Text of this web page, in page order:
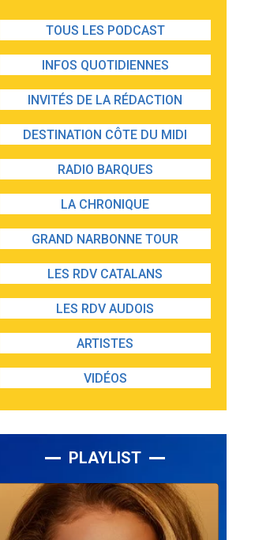
TOUS LES PODCAST
INFOS QUOTIDIENNES
INVITÉS DE LA RÉDACTION
DESTINATION CÔTE DU MIDI
RADIO BARQUES
LA CHRONIQUE
GRAND NARBONNE TOUR
LES RDV CATALANS
LES RDV AUDOIS
ARTISTES
VIDÉOS
PLAYLIST